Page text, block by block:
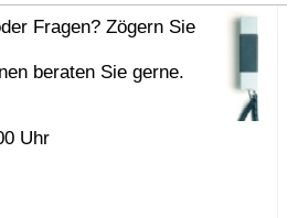
Fragen? Zögern Sie
beraten Sie gerne.
Uhr